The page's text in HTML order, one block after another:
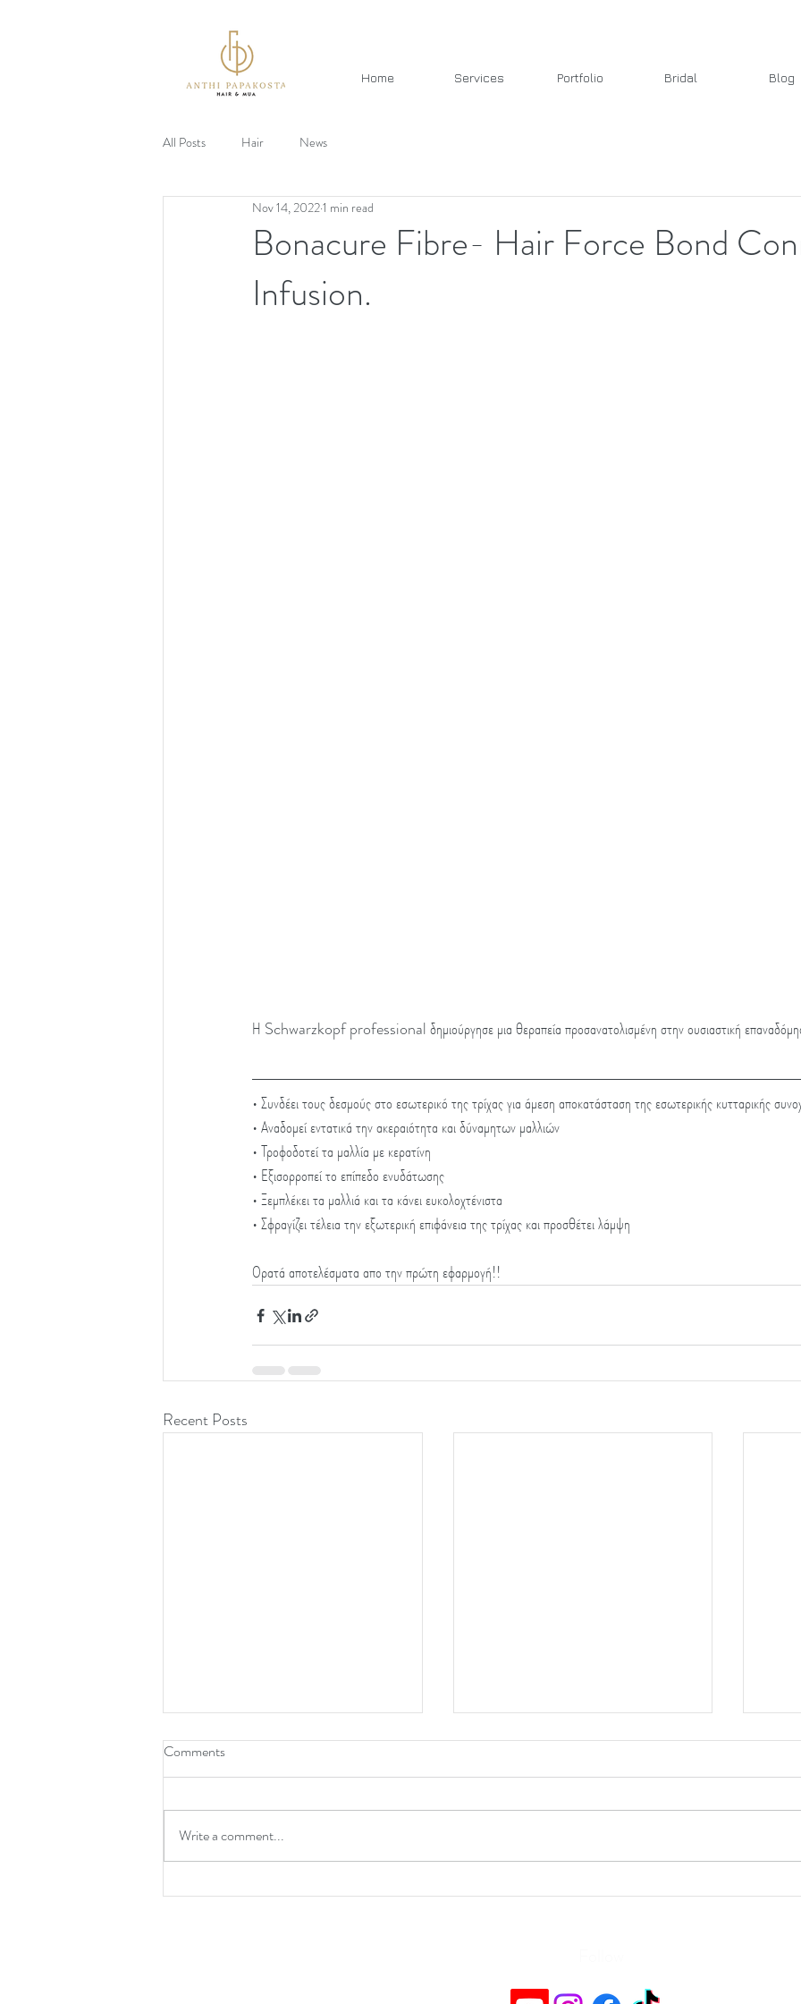
Home Services Portfolio Bridal Blog
All Posts Hair News
Bonacure Fibre- Hair Force Bond
Infusion.
Nov 14, 20221 min read
Η Schwarzkopf professional δημιούργησε μια θεραπεία προσανατολισμένη στην ουσιαστική
• Συνδέει τους δεσμούς στο εσωτερικό της τρίχας για άμεση αποκατάσταση της εσωτερικής κυτταρικής
• Αναδομεί εντατικά την ακεραιότητα και δύναμητων μαλλιών
• Τροφοδοτεί τα μαλλία με κερατίνη
• Εξισορροπεί το επίπεδο ενυδάτωσης
• Ξεμπλέκει τα μαλλιά και τα κάνει ευκολοχτένιστα
• Σφραγίζει τέλεια την εξωτερική επιφάνεια της τρίχας και προσθέτει λάμψη
Ορατά αποτελέσματα απο την πρώτη εφαρμογή!!
Recent Posts
Unveiling the Ultimate
Non invasive Bottox is possible?
Comments
Write a comment...